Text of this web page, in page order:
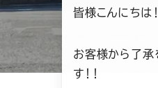
皆様こんにちは！
お客様から了承
す！！